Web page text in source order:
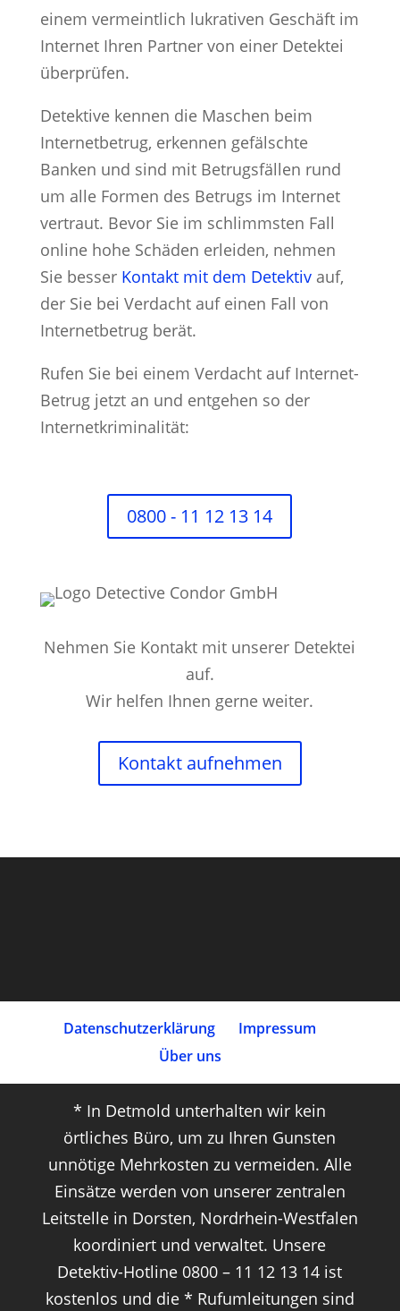
einem vermeintlich lukrativen Geschäft im
Internet Ihren Partner von einer Detektei
überprüfen.
Detektive kennen die Maschen beim
Internetbetrug, erkennen gefälschte
Banken und sind mit Betrugsfällen rund
um alle Formen des Betrugs im Internet
vertraut. Bevor Sie im schlimmsten Fall
online hohe Schäden erleiden, nehmen
Sie besser Kontakt mit dem Detektivauf,
der Sie bei Verdacht auf einen Fall von
Internetbetrug berät.
Rufen Sie bei einem Verdacht auf Internet-
Betrug jetzt an und entgehen so der
Internetkriminalität:
0800 - 11 12 13 14
Nehmen Sie Kontakt mit unserer Detektei
auf.
Wir helfen Ihnen gerne weiter.
Kontakt aufnehmen
Datenschutz­erklärung
Impressum
Über uns
* In Detmold unterhalten wir kein
örtliches Büro, um zu Ihren Gunsten
unnötige Mehrkosten zu vermeiden. Alle
Einsätze werden von unserer zentralen
Leitstelle in Dorsten, Nordrhein-Westfalen
koordiniert und verwaltet. Unsere
Detektiv-Hotline 0800 – 11 12 13 14 ist
kostenlos und die * Rufumleitungen sind